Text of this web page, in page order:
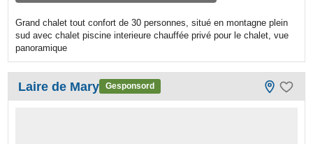
Grand chalet tout confort de 30 personnes, situé en montagne plein
sud avec chalet piscine interieure chauffée privé pour le chalet, vue
panoramique
Laire de Mary Gesponsord